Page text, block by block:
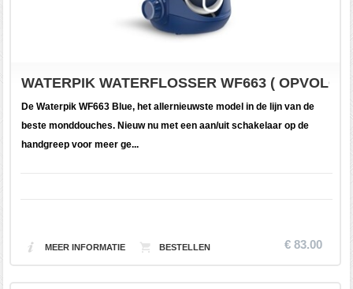
WATERPIK WATERFLOSSER WF663 (
€ 83.00
De Waterpik WF663 Blue, het allernieuwste model in de lijn van de
beste monddouches. Nieuw nu met een aan/uit schakelaar op de
handgreep voor meer ge...
MEER INFORMATIE